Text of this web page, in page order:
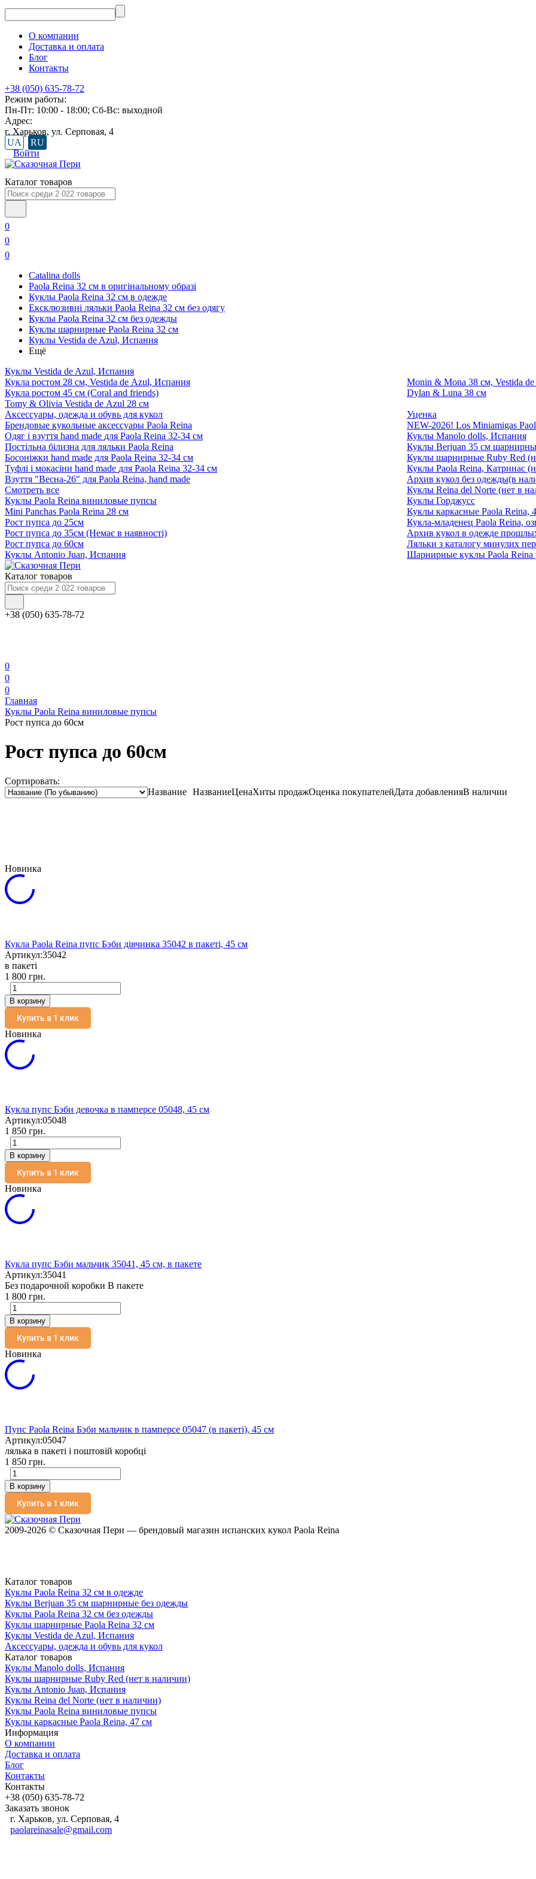
О компании
Доставка и оплата
Блог
Контакты
+38 (050) 635-78-72
Режим работы:
Пн-Пт: 10:00 - 18:00; Сб-Вс: выходной
Адрес:
г. Харьков, ул. Серповая, 4
UA
RU
Войти
Каталог товаров
0
0
0
Catalina dolls
Paola Reina 32 см в оригінальному образі
Куклы Paola Reina 32 см в одежде
Ексклюзивні ляльки Paola Reina 32 см без одягу
Куклы Paola Reina 32 см без одежды
Куклы шарнирные Paola Reina 32 см
Куклы Vestida de Azul, Испания
Ещё
Куклы Vestida de Azul, Испания
Кукла ростом 28 см, Vestida de Azul, Испания
Кукла ростом 45 см (Coral and friends)
Tomy & Olivia Vestida de Azul 28 см
Monin & Mona 38 см, Vestida
Dylan & Luna 38 см
Аксессуары, одежда и обувь для кукол
Брендовые кукольные аксессуары Paola Reina
Одяг і взуття hand made для Paola Reina 32-34 см
Постільна білизна для ляльки Paola Reina
Босоніжки hand made для Paola Reina 32-34 см
Туфлі і мокасіни hand made для Paola Reina 32-34 см
Взуття "Весна-26" для Paola Reina, hand made
Смотреть все
Куклы Paola Reina виниловые пупсы
Mini Panchas Paola Reina 28 cм
Рост пупса до 25см
Рост пупса до 35см (Немає в наявності)
Рост пупса до 60см
Куклы Antonio Juan, Испания
Уценка
NEW-2026! Los Miniamigas
Куклы Manolo dolls, Испания
Куклы Berjuan 35 cм
Куклы шарнирные Ruby Red
Куклы Paola Reina, Катринас
Архив кукол без одежды(в
Куклы Reina del Norte (нет в
Куклы Горджусс
Куклы каркасные Paola Reina,
Кукла-младенец Paola Reina,
Архив кукол в одежде
Ляльки з каталогу минулих
Шарнирные куклы Paola Reina
Каталог товаров
+38 (050) 635-78-72
0
0
0
Главная
Куклы Paola Reina виниловые пупсы
Рост пупса до 60см
Рост пупса до 60см
Сортировать:
Название НазваниеЦенаХиты продажОценка покупателейДата добавленияВ наличии
Новинка
Кукла Paola Reina пупс Бэби дівчинка 35042 в пакеті, 45 см
Артикул:35042
в пакеті
1 800 грн.
В корзину
Купить в 1 клик
Новинка
Кукла пупс Бэби девочка в памперсе 05048, 45 см
Артикул:05048
1 850 грн.
В корзину
Купить в 1 клик
Новинка
Кукла пупс Бэби мальчик 35041, 45 см, в пакете
Артикул:35041
Без подарочной коробки В пакете
1 800 грн.
В корзину
Купить в 1 клик
Новинка
Пупс Paola Reina Бэби мальчик в памперсе 05047 (в пакеті), 45 см
Артикул:05047
лялька в пакеті і поштовій коробці
1 850 грн.
В корзину
Купить в 1 клик
2009-2026 © Сказочная Пери — брендовый магазин испанских кукол Paola Reina
Каталог товаров
Куклы Paola Reina 32 см в одежде
Куклы Berjuan 35 cм шарнирные без одежды
Куклы Paola Reina 32 см без одежды
Куклы шарнирные Paola Reina 32 см
Куклы Vestida de Azul, Испания
Аксессуары, одежда и обувь для кукол
Каталог товаров
Куклы Manolo dolls, Испания
Куклы шарнирные Ruby Red (нет в наличии)
Куклы Antonio Juan, Испания
Куклы Reina del Norte (нет в наличии)
Куклы Paola Reina виниловые пупсы
Куклы каркасные Paola Reina, 47 см
Информация
О компании
Доставка и оплата
Блог
Контакты
Контакты
+38 (050) 635-78-72
Заказать звонок
г. Харьков, ул. Серповая, 4
paolareinasale@gmail.com